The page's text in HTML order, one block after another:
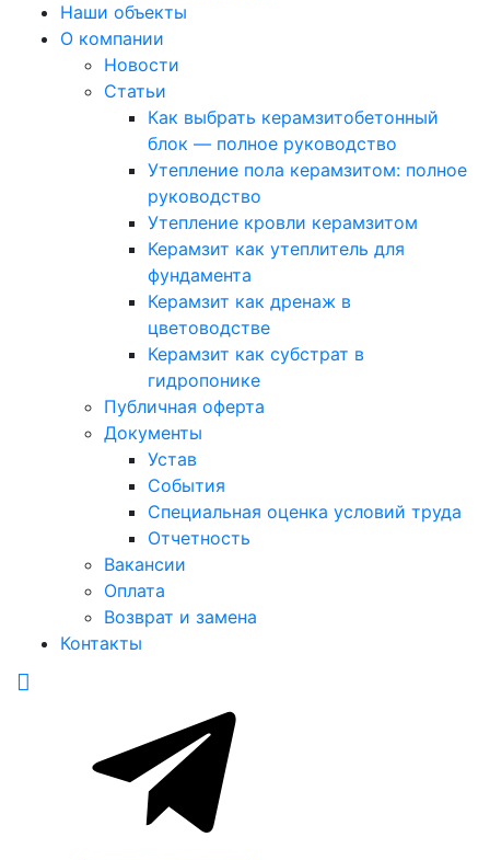
Наши объекты
О компании
Новости
Статьи
Как выбрать керамзитобетонный
блок — полное руководство
Утепление пола керамзитом: полное
руководство
Утепление кровли керамзитом
Керамзит как утеплитель для
фундамента
Керамзит как дренаж в
цветоводстве
Керамзит как субстрат в
гидропонике
Публичная оферта
Документы
Устав
События
Специальная оценка условий труда
Отчетность
Вакансии
Оплата
Возврат и замена
Контакты